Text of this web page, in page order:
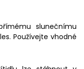
slunečnímu
Používejte vhodné